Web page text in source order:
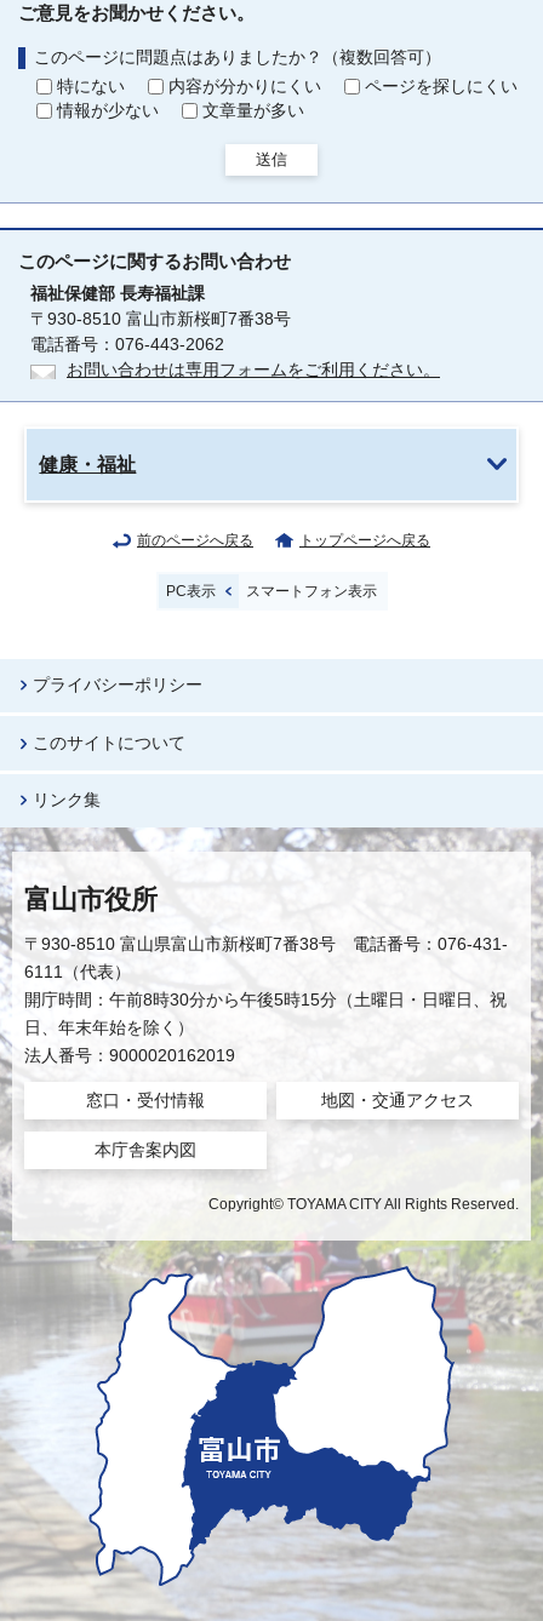
ご意見をお聞かせください。
このページに問題点はありましたか？（複数回答可）
特にない
内容が分かりにくい
ページを探しにくい
情報が少ない
文章量が多い
送信
このページに関するお問い合わせ
福祉保健部 長寿福祉課
〒930-8510 富山市新桜町7番38号
電話番号：076-443-2062
お問い合わせは専用フォームをご利用ください。
健康・福祉
前のページへ戻る トップページへ戻る
PC表示 スマートフォン表示
プライバシーポリシー
このサイトについて
リンク集
富山市役所
〒930-8510 富山県富山市新桜町7番38号 電話番号：076-431-
6111（代表）
開庁時間：午前8時30分から午後5時15分（土曜日・日曜日、祝
日、年末年始を除く）
法人番号：9000020162019
窓口・受付情報 地図・交通アクセス
本庁舎案内図
Copyright© TOYAMA CITY All Rights Reserved.